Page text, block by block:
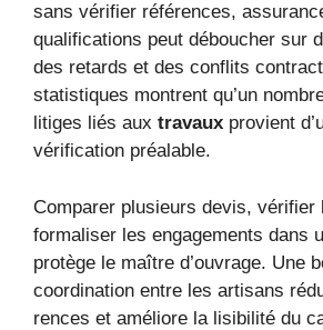
sans vérifier références,
qualifications peut déboucher sur
des retards et des conflits
statistiques montrent qu’un
litiges liés aux travaux provient
vérification préalable.
Comparer plusieurs devis, vérifier
formaliser les engagements dans
protège le maître d’ouvrage. Une
coordination entre les artisans
rences et améliore la lisibilité du